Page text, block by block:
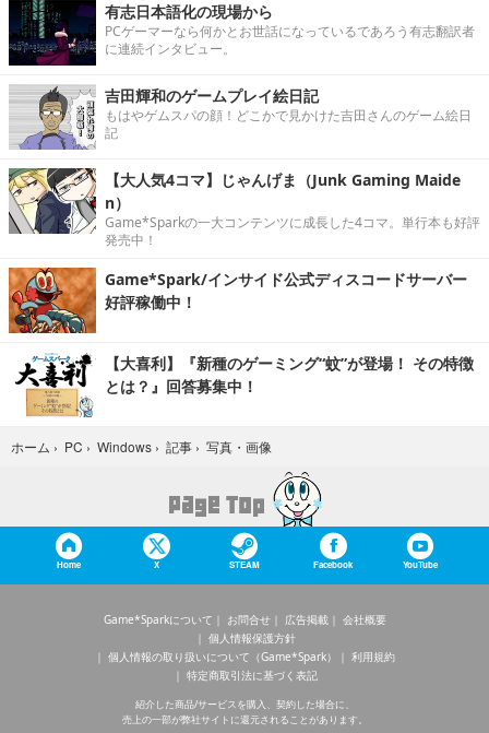
有志日本語化の現場から
PCゲーマーなら何かとお世話になっているであろう有志翻訳者
に連続インタビュー。
吉田輝和のゲームプレイ絵日記
もはやゲムスパの顔！どこかで見かけた吉田さんのゲーム絵日
記
【大人気4コマ】じゃんげま（Junk Gaming Maide
n）
Game*Sparkの一大コンテンツに成長した4コマ。単行本も好評
発売中！
Game*Spark/インサイド公式ディスコードサーバー
好評稼働中！
【大喜利】『新種のゲーミング“蚊”が登場！ その特徴
とは？』回答募集中！
ホーム › PC › Windows › 記事 › 写真・画像
Home X STEAM Facebook YouTube
Game*Sparkについて お問合せ 広告掲載
会社概要
個人情報保護方針
個人情報の取り扱いについて（Game*Spark）
利用規約
特定商取引法に基づく表記
紹介した商品/サービスを購入、契約した場合に、
売上の一部が弊社サイトに還元されることがあります。